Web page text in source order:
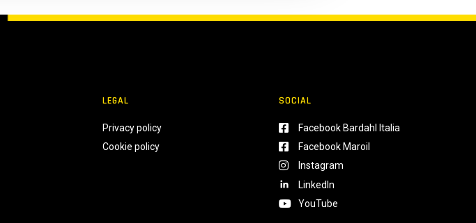
LEGAL
Privacy policy
Cookie policy
SOCIAL
Facebook Bardahl Italia
Facebook Maroil
Instagram
LinkedIn
YouTube